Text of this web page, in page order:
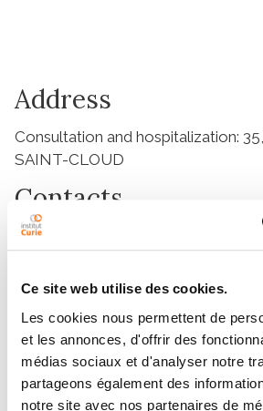
Ce site web utilise des cookies.
Les cookies nous permettent de
et les annonces, d'offrir des
médias sociaux et d'analyser notre
partageons également des
notre site avec nos partenaires de
Address
Consultation and hospitalization:
SAINT-CLOUD
Contacts
Standard : +33 (0)1 47 11 15 15
IRM: 01 47 11 16 21
Tep Scanner: 01 47 11 15 71
Access